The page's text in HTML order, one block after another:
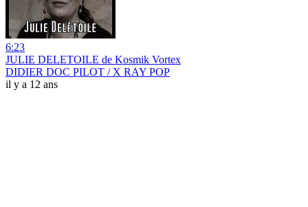
6:23
JULIE DELETOILE de Kosmik Vortex
DIDIER DOC PILOT / X RAY POP
il y a 12 ans